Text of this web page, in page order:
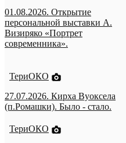
01.08.2026. Открытие
персональной выставки А.
Визиряко «Портрет
современника».
ТериОКО
27.07.2026. Кирха Вуоксела
(п.Ромашки). Было - стало.
ТериОКО